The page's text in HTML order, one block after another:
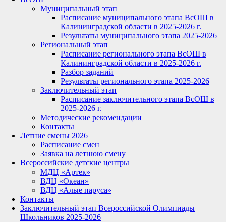
Муниципальный этап
Расписание муниципального этапа ВсОШ в
Калининградской области в 2025-2026 г.
Результаты муниципального этапа 2025-2026
Региональный этап
Расписание регионального этапа ВсОШ в
Калининградской области в 2025-2026 г.
Разбор заданий
Результаты регионального этапа 2025-2026
Заключительный этап
Расписание заключительного этапа ВсОШ в
2025-2026 г.
Методические рекомендации
Контакты
Летние смены 2026
Расписание смен
Заявка на летнюю смену
Всероссийские детские центры
МДЦ «Артек»
ВДЦ «Океан»
ВДЦ «Алые паруса»
Контакты
Заключительный этап Всероссийской Олимпиады
Школьников 2025-2026